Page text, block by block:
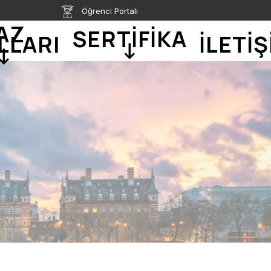
SERTİFİKA
↓
Öğrenci Portalı